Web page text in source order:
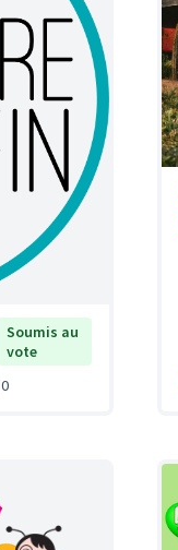
Soumis au
vote
0